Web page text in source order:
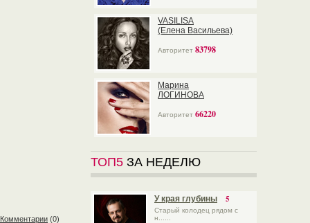
Комментарии (0)
VASILISA
(Елена Васильева)
Авторитет 83798
Марина
ЛОГИНОВА
Авторитет 66220
ТОП5 ЗА НЕДЕЛЮ
У края глубины 5
Старый колодец рядом с
н......